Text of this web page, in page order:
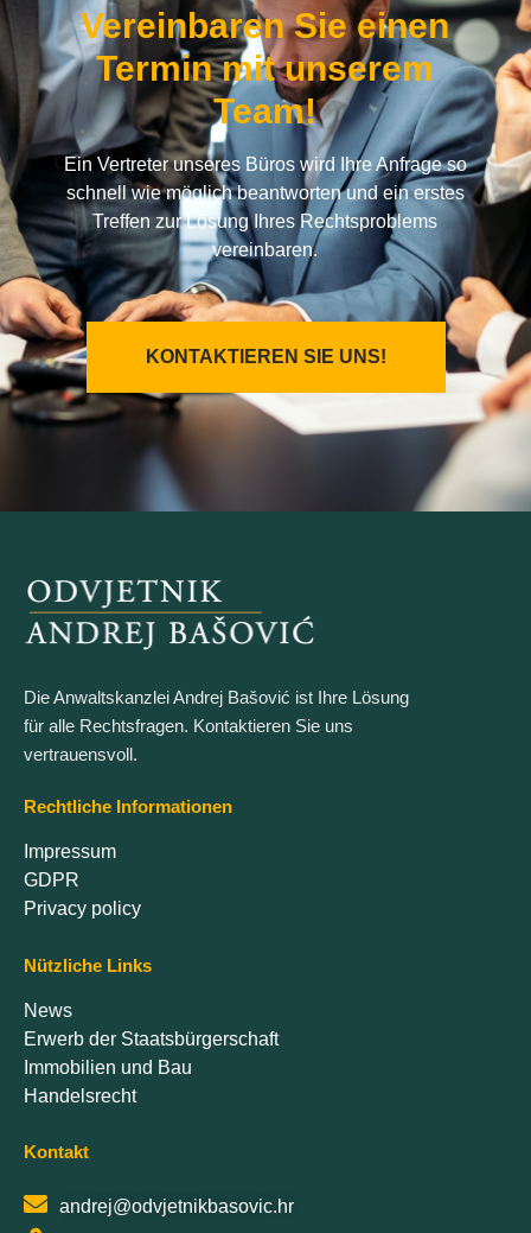
Vereinbaren Sie einen
Termin mit unserem
Team!
Ein Vertreter unseres Büros wird Ihre Anfrage so
schnell wie möglich beantworten und ein erstes
Treffen zur Lösung Ihres Rechtsproblems
vereinbaren.
KONTAKTIEREN SIE UNS!
Die Anwaltskanzlei Andrej Bašović ist Ihre Lösung
für alle Rechtsfragen. Kontaktieren Sie uns
vertrauensvoll.
Rechtliche Informationen
Impressum
GDPR
Privacy policy
Nützliche Links
News
Erwerb der Staatsbürgerschaft
Immobilien und Bau
Handelsrecht
Kontakt
andrej@odvjetnikbasovic.hr